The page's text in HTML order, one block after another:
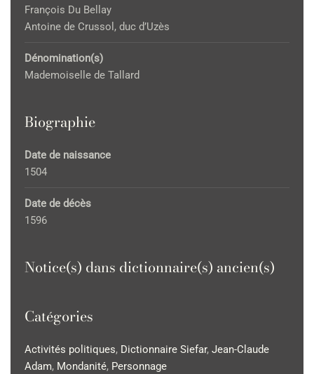
François Du Bellay
Antoine de Crussol, duc d’Uzès
Dénomination(s)
Mademoiselle de Tallard
Biographie
Date de naissance
1504
Date de décès
1596
Notice(s) dans dictionnaire(s) ancien(s)
Catégories
Activités politiques, Dictionnaire Siefar, Jean-Claude
Adam, Mondanité, Personnage